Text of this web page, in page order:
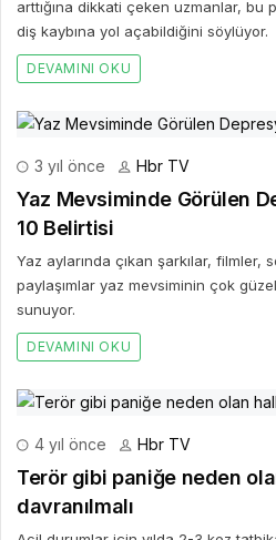
arttığına dikkati çeken uzmanlar, bu
diş kaybına yol açabildiğini söylüyor.
DEVAMINI OKU
3 yıl önce Hbr TV
Yaz Mevsiminde Görülen
10 Belirtisi
Yaz aylarında çıkan şarkılar, filmler,
paylaşımlar yaz mevsiminin çok
sunuyor.
DEVAMINI OKU
4 yıl önce Hbr TV
Terör gibi paniğe neden
davranılmalı